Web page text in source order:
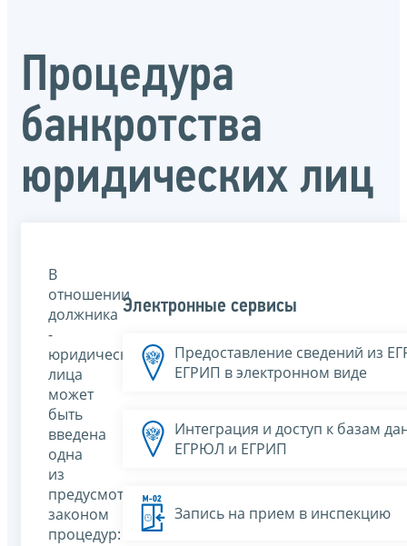
Процедура
банкротства
юридических лиц
В
отношении
должника
-
юридического
лица
может
быть
введена
одна
из
предусмотренных
законом
процедур:
Электронные сервисы
Предоставление сведений из
ЕГРИП в электронном виде
Интеграция и доступ к базам
ЕГРЮЛ и ЕГРИП
Запись на прием в инспекцию